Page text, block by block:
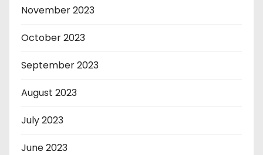
November 2023
October 2023
September 2023
August 2023
July 2023
June 2023